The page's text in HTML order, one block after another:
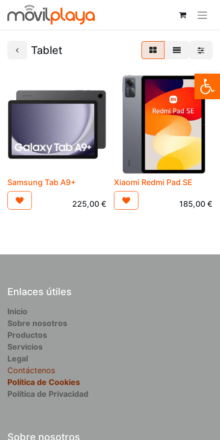
Tablet
Samsung Tab A9+
225,00€
Xiaomi Redmi Pad SE
185,00 €
Enlaces útiles
Inicio
Sobre nosotros
Productos
Servicios
Legal
Contáctenos
Política de Cookies
Política de Privacidad
Sobre nosotros